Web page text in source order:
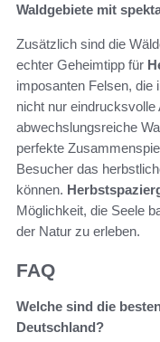
Waldgebiete mit
Zusätzlich sind die
echter Geheimtipp für
imposanten Felsen, die
nicht nur
abwechslungsreiche
perfekte
Besucher das
können.
Möglichkeit, die Seele
der Natur zu erleben.
FAQ
Welche sind die
Deutschland?